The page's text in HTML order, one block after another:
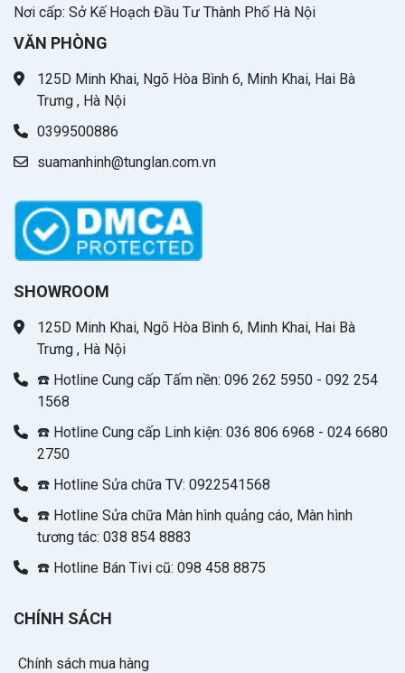
Nơi cấp: Sở Kế Hoạch Đầu Tư Thành Phố Hà Nội
VĂN PHÒNG
125D Minh Khai, Ngõ Hòa Bình 6, Minh Khai, Hai Bà
Trưng , Hà Nội
0399500886
suamanhinh@tunglan.com.vn
SHOWROOM
125D Minh Khai, Ngõ Hòa Bình 6, Minh Khai, Hai Bà
Trưng , Hà Nội
☎️ Hotline Cung cấp Tấm nền: 096 262 5950 - 092 254
1568
☎️ Hotline Cung cấp Linh kiện: 036 806 6968 - 024 6680
2750
☎️ Hotline Sửa chữa TV: 0922541568
☎️ Hotline Sửa chữa Màn hình quảng cáo, Màn hình
tương tác: 038 854 8883
☎️ Hotline Bán Tivi cũ: 098 458 8875
CHÍNH SÁCH
Chính sách mua hàng